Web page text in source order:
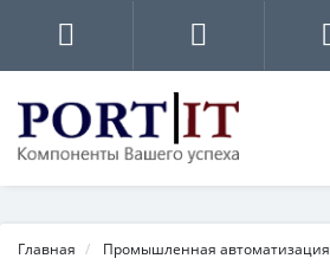
Главная Промышленная автоматизация